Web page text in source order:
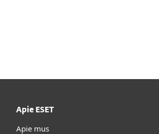
Apie ESET
Apie mus